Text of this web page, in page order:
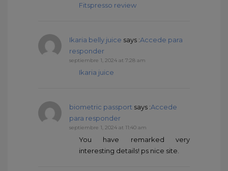
Fitspresso review
Ikaria belly juice says :Accede para
responder
septiembre 1, 2024 at 7:28 am
Ikaria juice
biometric passport says :Accede
para responder
septiembre 1, 2024 at 11:40 am
You have remarked very
interesting details! ps nice site.